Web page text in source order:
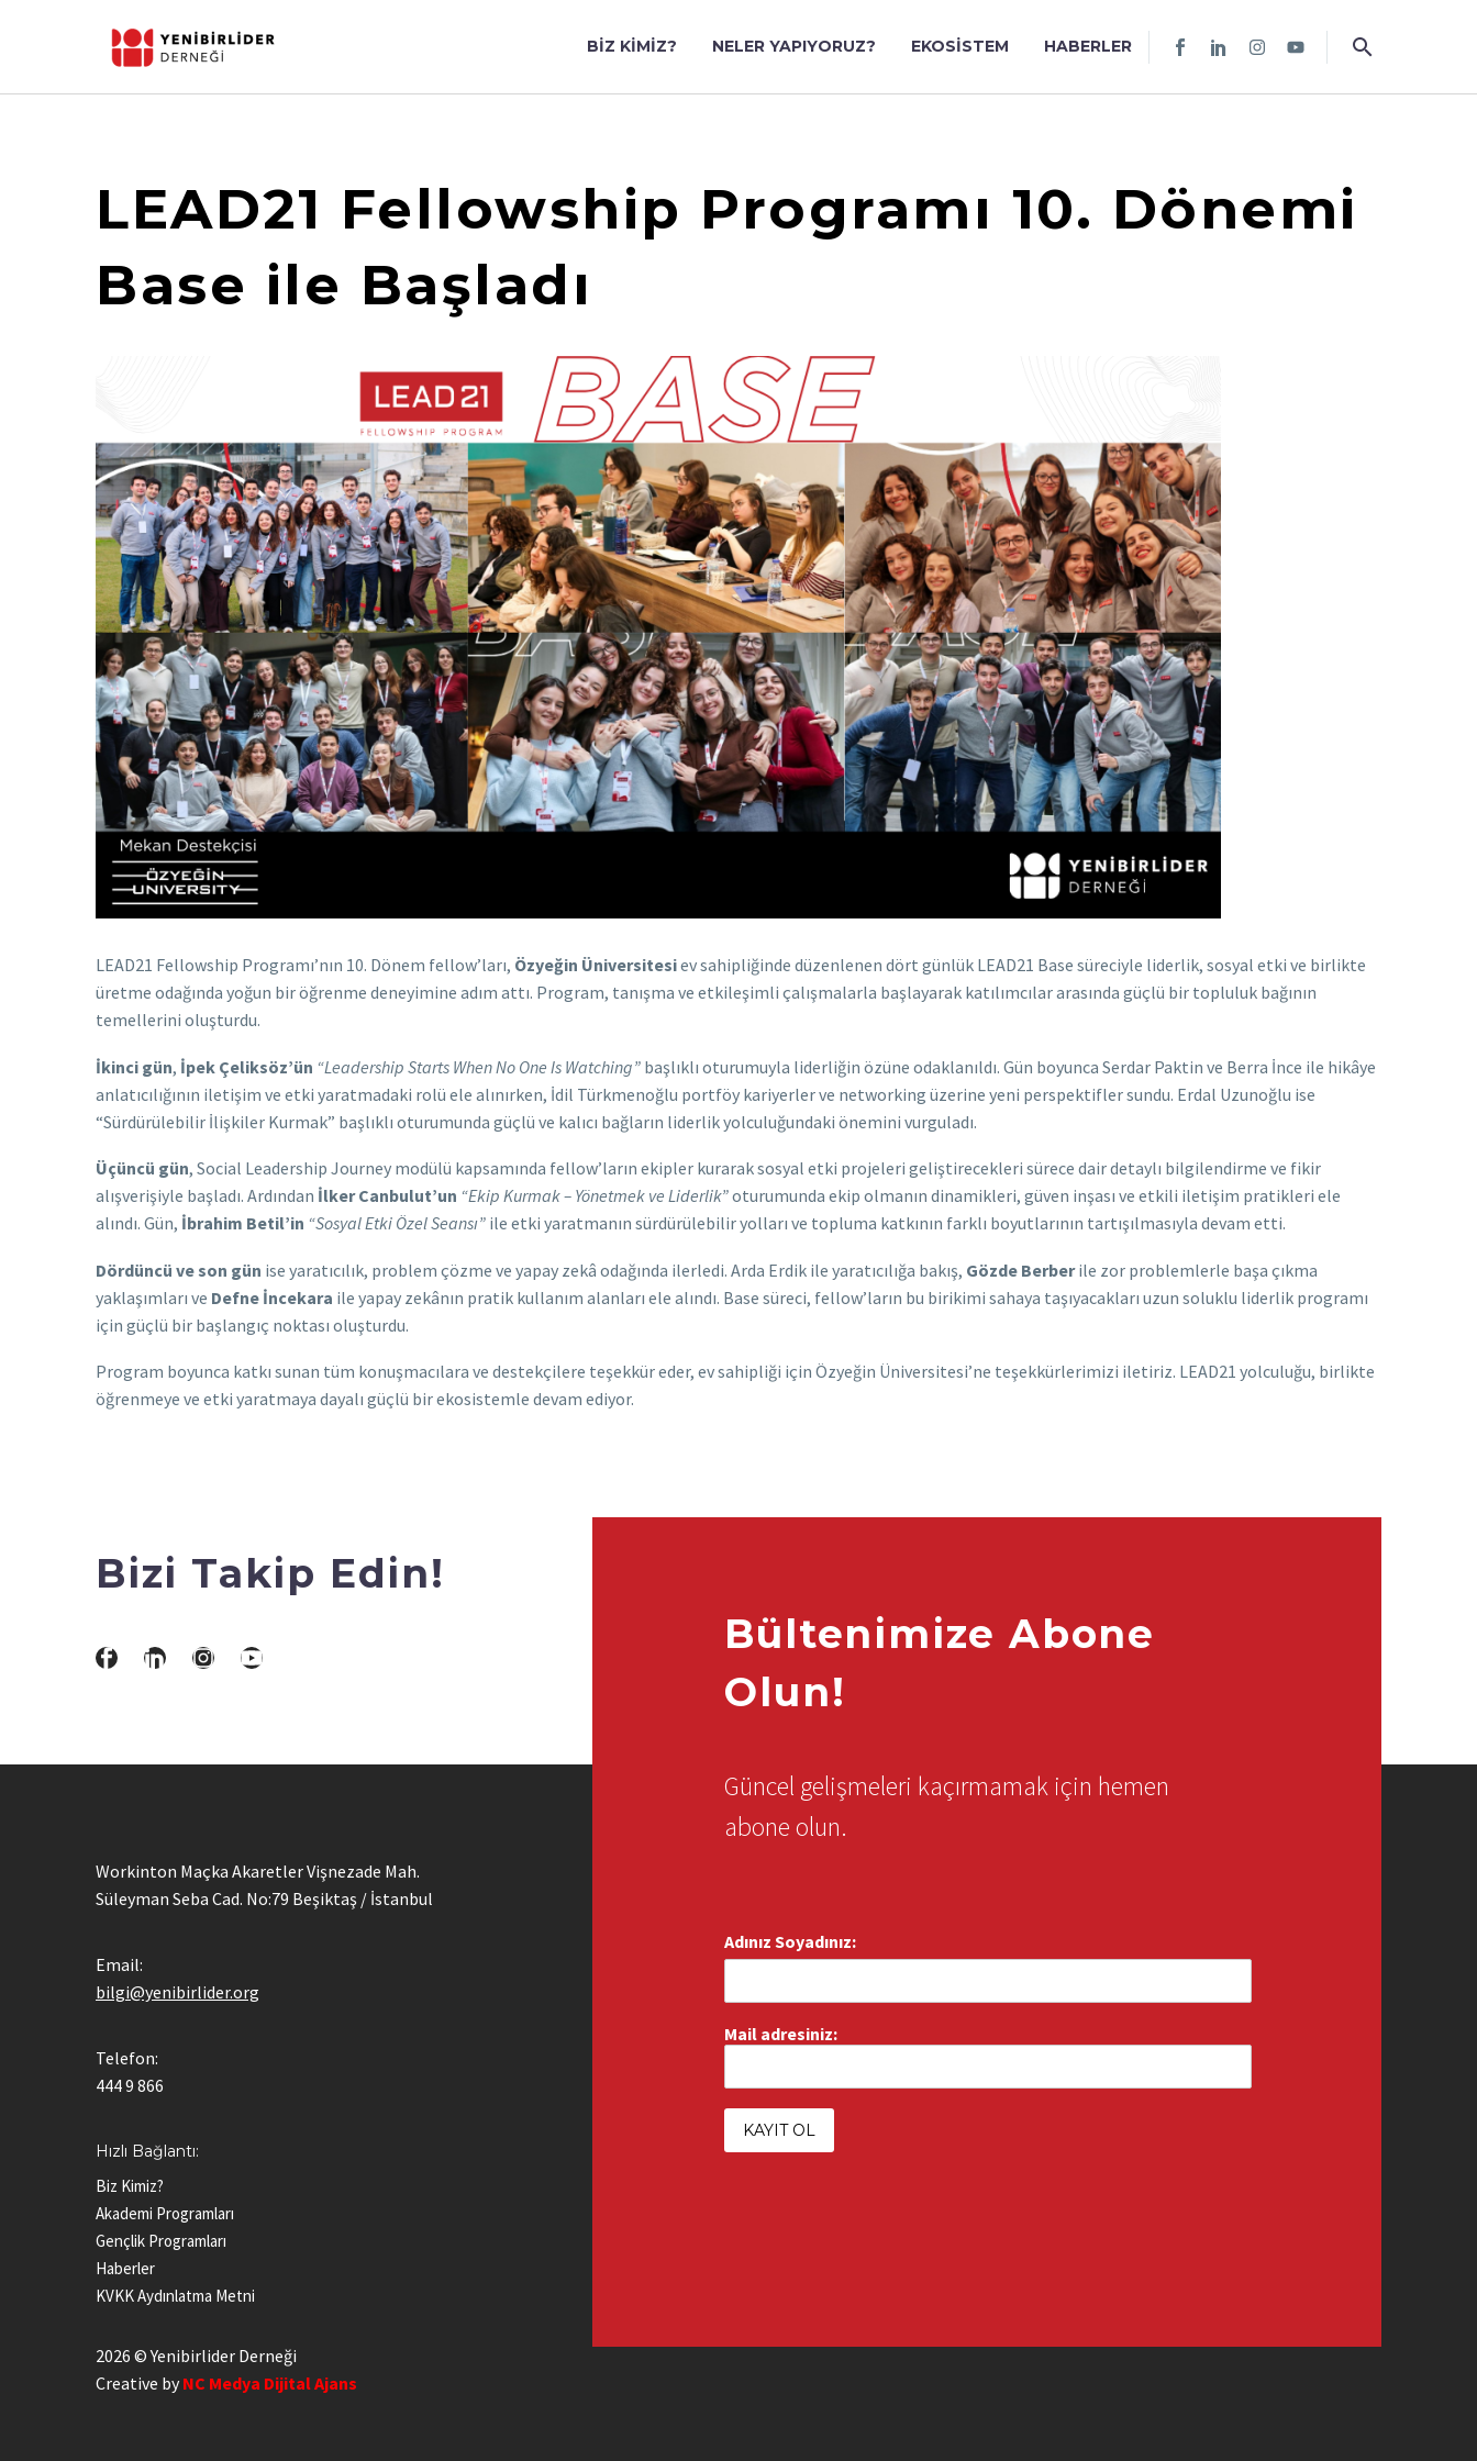
BIZ KIMIZ? NELER YAPIYORUZ? EKOSISTEM HABERLER
LEAD21 Fellowship Programı 10. Dönemi
Base ile Başladı
LEAD21 Fellowship Programı’nın 10. Dönem fellow’ları, Özyeğin Üniversitesiev sahipliğinde düzenlenen dört günlük LEAD21 Base süreciyle liderlik, sosyal etki ve birlikte
üretme odağında yoğun bir öğrenme deneyimine adım attı. Program, tanışma ve etkileşimli çalışmalarla başlayarak katılımcılar arasında güçlü bir topluluk bağının
temellerini oluşturdu.
İkinci gün, İpek Çeliksöz’ün “Leadership Starts When No One Is Watching” başlıklı oturumuyla liderliğin özüne odaklanıldı. Gün boyunca Serdar Paktin ve Berra İnce ile hikâye
anlatıcılığının iletişim ve etki yaratmadaki rolü ele alınırken, İdil Türkmenoğlu portföy kariyerler ve networking üzerine yeni perspektifler sundu. Erdal Uzunoğlu ise
“Sürdürülebilir İlişkiler Kurmak” başlıklı oturumunda güçlü ve kalıcı bağların liderlik yolculuğundaki önemini vurguladı.
Üçüncü gün, Social Leadership Journey modülü kapsamında fellow’ların ekipler kurarak sosyal etki projeleri geliştirecekleri sürece dair detaylı bilgilendirme ve fikir
alışverişiyle başladı. Ardından İlker Canbulut’un “Ekip Kurmak – Yönetmek ve Liderlik”oturumunda ekip olmanın dinamikleri, güven inşası ve etkili iletişim pratikleri ele
alındı. Gün, İbrahim Betil’in “Sosyal Etki Özel Seansı” ile etki yaratmanın sürdürülebilir yolları ve topluma katkının farklı boyutlarının tartışılmasıyla devam etti.
Dördüncü ve son gün ise yaratıcılık, problem çözme ve yapay zekâ odağında ilerledi. Arda Erdik ile yaratıcılığa bakış, Gözde Berberile zor problemlerle başa çıkma
yaklaşımları ve Defne İncekara ile yapay zekânın pratik kullanım alanları ele alındı. Base süreci, fellow’ların bu birikimi sahaya taşıyacakları uzun soluklu liderlik programı
için güçlü bir başlangıç noktası oluşturdu.
Program boyunca katkı sunan tüm konuşmacılara ve destekçilere teşekkür eder, ev sahipliği için Özyeğin Üniversitesi’ne teşekkürlerimizi iletiriz. LEAD21 yolculuğu, birlikte
öğrenmeye ve etki yaratmaya dayalı güçlü bir ekosistemle devam ediyor.
Bizi Takip Edin!
Workinton Maçka Akaretler Vişnezade Mah.
Süleyman Seba Cad. No:79 Beşiktaş / İstanbul
Email:
bilgi@yenibirlider.org
Telefon:
444 9 866
Hızlı Bağlantı:
Biz Kimiz?
Akademi Programları
Gençlik Programları
Haberler
KVKK Aydınlatma Metni
2026 © Yenibirlider Derneği
Creative by NC Medya Dijital Ajans
Bültenimize Abone
Olun!
Güncel gelişmeleri kaçırmamak için hemen
abone olun.
Adınız Soyadınız:
Mail adresiniz: